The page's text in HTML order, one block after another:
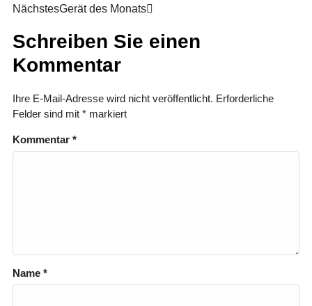
NächstesGerät des Monats
Schreiben Sie einen
Kommentar
Ihre E-Mail-Adresse wird nicht veröffentlicht. Erforderliche
Felder sind mit * markiert
Kommentar *
Name *